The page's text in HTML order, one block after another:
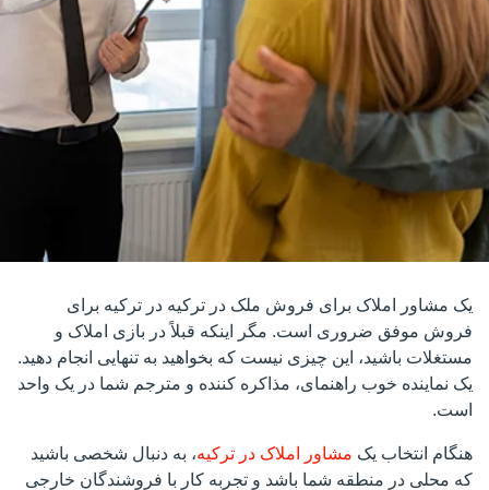
یک مشاور املاک برای فروش ملک در ترکیه در ترکیه برای
فروش موفق ضروری است. مگر اینکه قبلاً در بازی املاک و
مستغلات باشید، این چیزی نیست که بخواهید به تنهایی انجام دهید.
یک نماینده خوب راهنمای، مذاکره کننده و مترجم شما در یک واحد
است.
هنگام انتخاب یک مشاور املاک در ترکیه، به دنبال شخصی باشید
که محلی در منطقه شما باشد و تجربه کار با فروشندگان خارجی